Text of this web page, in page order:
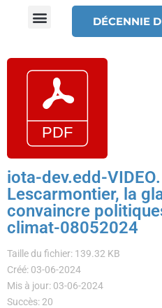
DÉCENNIE
iota-dev.edd-
Lescarmontier, la
convaincre
climat-08052024
Taille du fichier: 139.32 KB
Créé: 03-06-2024
Mis à jour: 03-06-2024
Succès: 20